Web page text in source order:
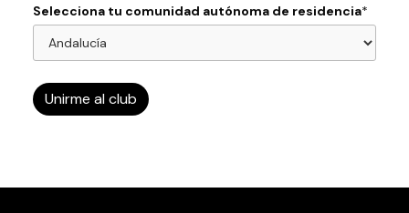
Selecciona tu comunidad autónoma de residencia*